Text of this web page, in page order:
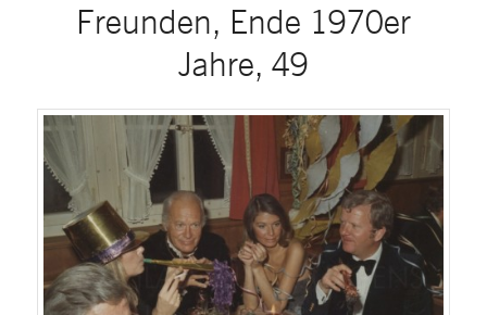
Freunden, Ende 1970er
Jahre, 49